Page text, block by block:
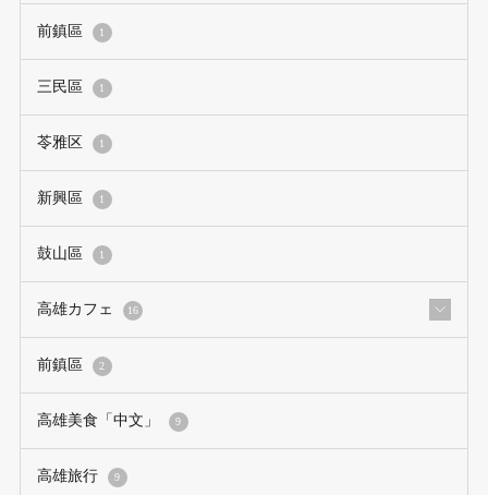
前鎮區 1
三民區 1
苓雅区 1
新興區 1
鼓山區 1
高雄カフェ 16
前鎮區 2
高雄美食「中文」 9
高雄旅行 9